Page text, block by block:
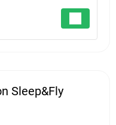
Sleep&Fly